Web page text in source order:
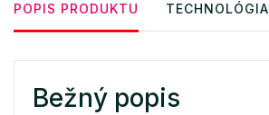
POPIS PRODUKTU TECHNOLÓGIA
Bežný popis